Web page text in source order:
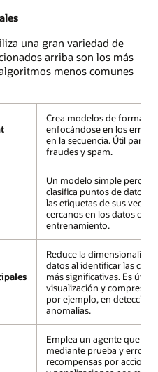
una gran variedad de
arriba son los más
menos comunes
Crea modelos de forma
enfocándose en los
en la secuencia. Útil para
fraudes y spam.
Un modelo simple pero
clasifica puntos de datos
las etiquetas de sus
cercanos en los datos de
entrenamiento.
Reduce la
datos al identificar las
más significativas. Es útil
visualización y
por ejemplo, en detección
anomalías.
Emplea un agente que
mediante prueba y error,
recompensas por